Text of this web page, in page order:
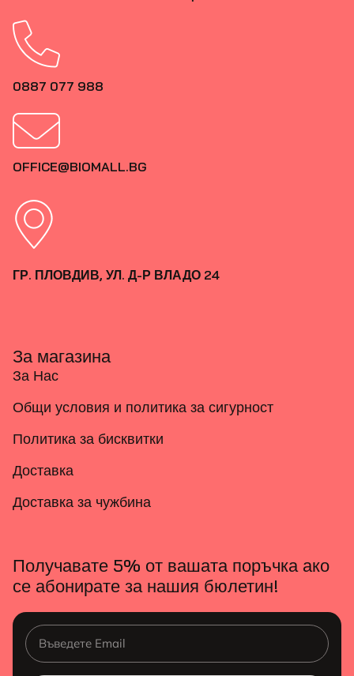
0887 077 988
OFFICE@BIOMALL.BG
ГР. ПЛОВДИВ, УЛ. Д-Р ВЛАДО 24
За магазина
За Нас
Общи условия и политика за сигурност
Политика за бисквитки
Доставка
Доставка за чужбина
Получавате 5% от вашата поръчка ако
се абонирате за нашия бюлетин!